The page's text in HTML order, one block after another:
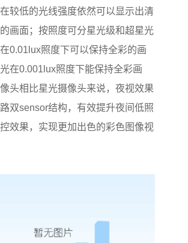
较低的光线强度依然可以显示出清
画面；按照度可分星光级和超星光
0.01lux照度下可以保持全彩的画
在0.001lux照度下能保持全彩画
头相比星光摄像头来说，夜视效果
双sensor结构，有效提升夜间低照
效果，实现更加出色的彩色图像视